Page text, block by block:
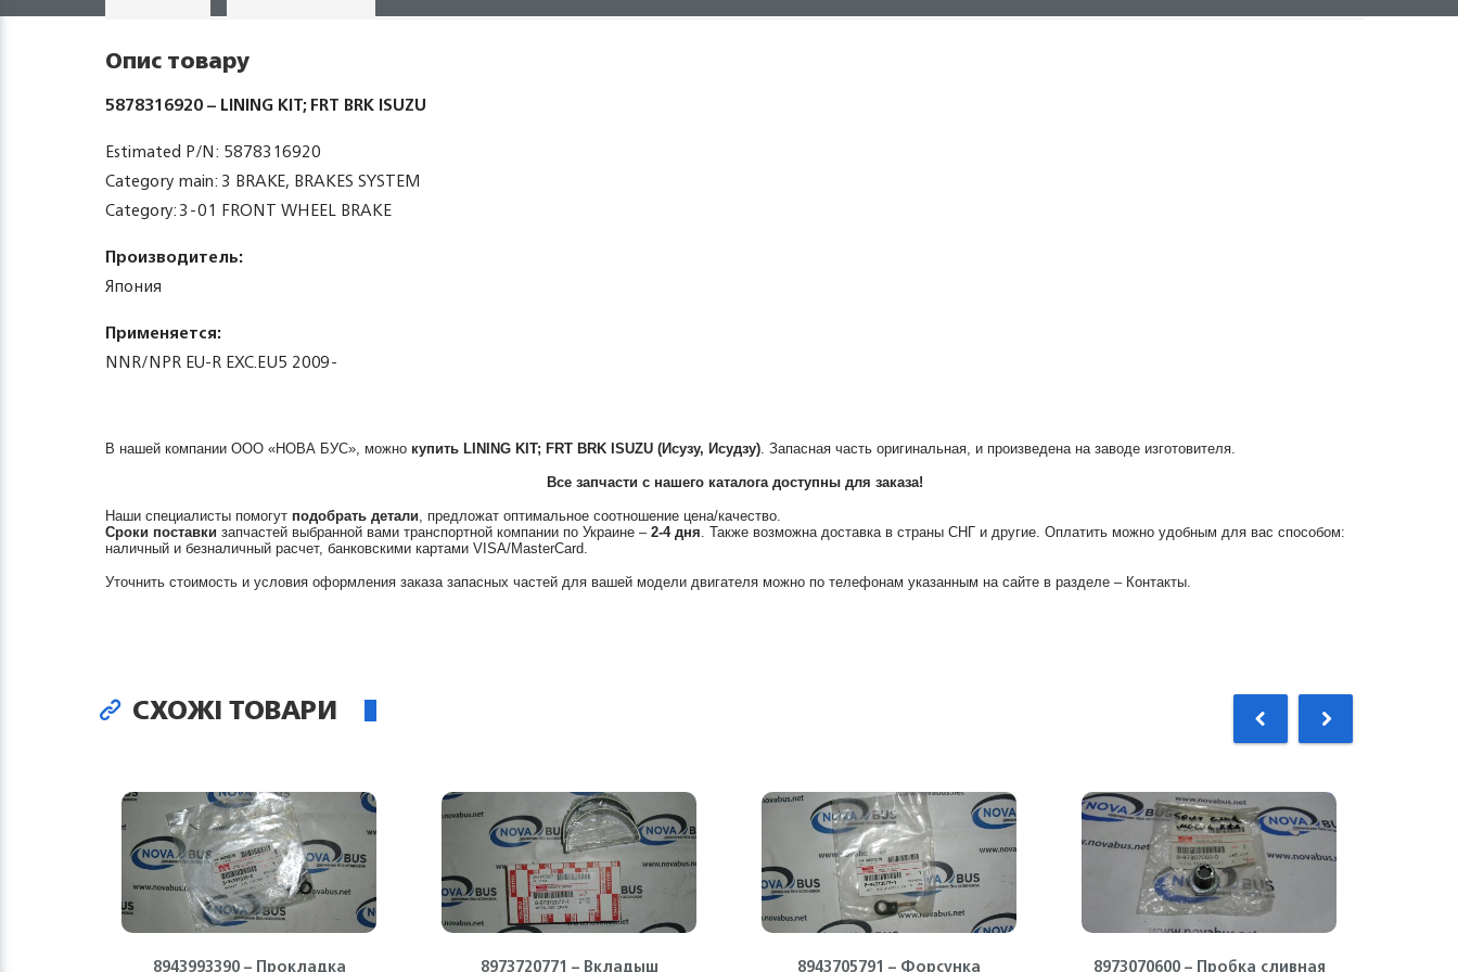
Опис товару
5878316920 – LINING KIT; FRT BRK ISUZU
Estimated P/N: 5878316920
Category main: 3 BRAKE, BRAKES SYSTEM
Category: 3-01 FRONT WHEEL BRAKE
Производитель:
Япония
Применяется:
NNR/NPR EU-R EXC.EU5 2009-
В нашей компании ООО «НОВА БУС», можно купить LINING KIT; FRT BRK ISUZU (Исузу, Исудзу). Запасная часть оригинальная, и произведена на заводе изготовителя.
Все запчасти с нашего каталога доступны для заказа!
Наши специалисты помогут подобрать детали, предложат оптимальное соотношение цена/качество.
Сроки поставки запчастей выбранной вами транспортной компании по Украине – 2-4 дня. Также возможна доставка в страны СНГ и другие. Оплатить можно удобным для вас способом:
наличный и безналичный расчет, банковскими картами VISA/MasterCard.
Уточнить стоимость и условия оформления заказа запасных частей для вашей модели двигателя можно по телефонам указанным на сайте в разделе – Контакты.
СХОЖІ ТОВАРИ
8943993390 – Прокладка 8973720771 – Вкладыш 8943705791 – Форсунка 8973070600 – Пробка сливная